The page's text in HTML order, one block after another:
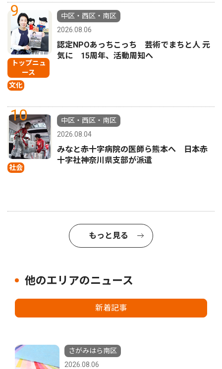
9
トップニュ
ース
文化
中区・西区・南区
2026.08.06
認定NPOあっちこっち 芸術でまちと人 元
気に 15周年、活動周知へ
10
社会
中区・西区・南区
2026.08.04
みなと赤十字病院の医師ら熊本へ 日本赤
十字社神奈川県支部が派遣
もっと見る
他のエリアのニュース
新着記事
さがみはら南区
2026.08.06